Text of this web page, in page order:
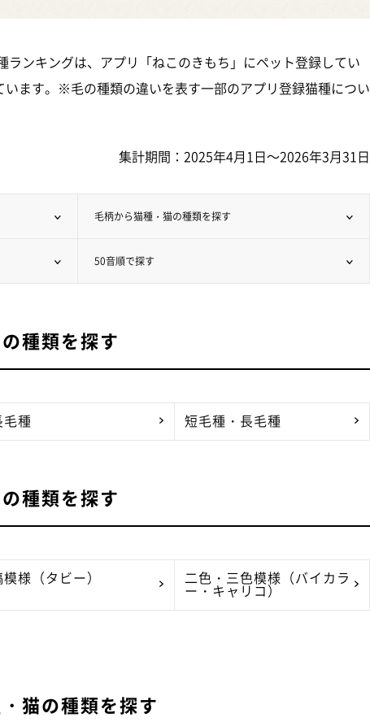
ランキングは、アプリ「ねこのきもち」にペット登録してい
ます。※毛の種類の違いを表す一部のアプリ登録猫種につい
集計期間：2025年4月1日～2026年3月31日
毛柄から猫種・猫の種類を探す
50音順で探す
種類を探す
毛種 短毛種・長毛種
種類を探す
様（タビー） 二色・三色模様（バイカラ
ー・キャリコ）
猫の種類を探す